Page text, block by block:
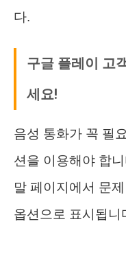
다.
구글 플레이 고
세요!
음성 통화가 꼭 필요
션을 이용해야 합
말 페이지에서 문
옵션으로 표시됩니